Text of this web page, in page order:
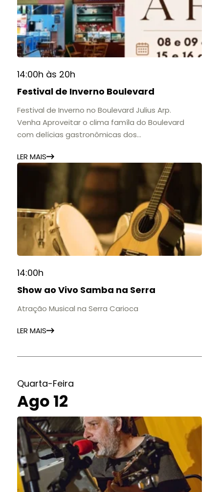
14:00h às 20h
Festival de Inverno Boulevard
Festival de Inverno no Boulevard Julius Arp.
Venha Aproveitar o clima famíla do Boulevard
com delícias gastronômicas dos
LER MAIS
14:00h
Show ao Vivo Samba na Serra
Atração Musical na Serra Carioca
LER MAIS
Quarta-Feira
Ago 12